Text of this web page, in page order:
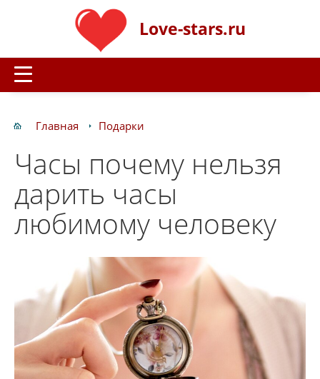
Love-stars.ru
Главная Подарки
Часы почему нельзя
дарить часы
любимому человеку